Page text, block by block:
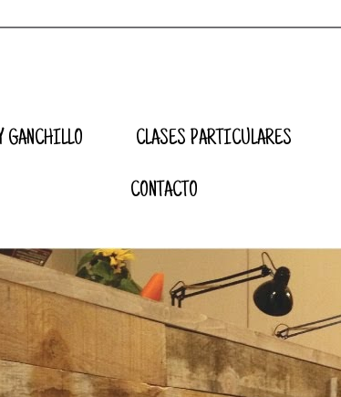
GANCHILLO CLASES PARTICULARES
CONTACTO